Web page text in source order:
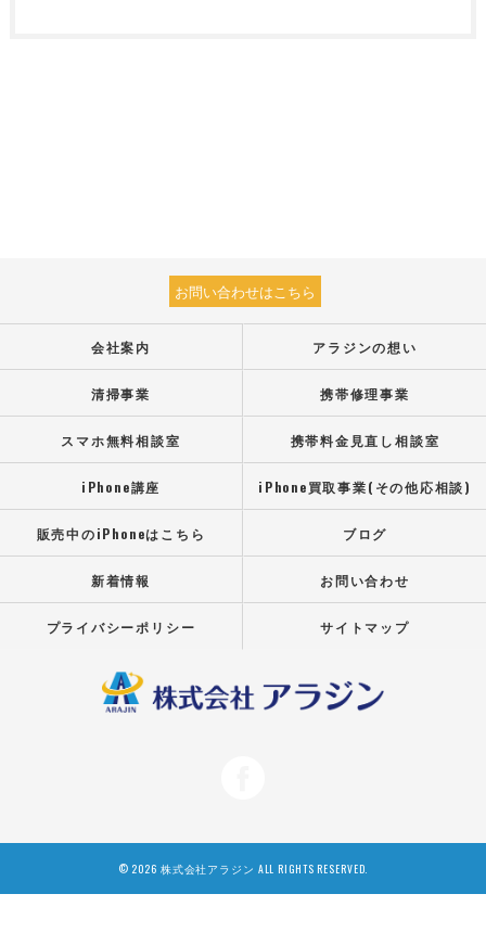
お問い合わせはこちら
会社案内 アラジンの想い
清掃事業 携帯修理事業
スマホ無料相談室 携帯料金見直し相談室
iPhone講座 iPhone買取事業(その他応相談)
販売中のiPhoneはこちら ブログ
新着情報 お問い合わせ
プライバシーポリシー サイトマップ
© 2026 株式会社アラジン ALL RIGHTS RESERVED.